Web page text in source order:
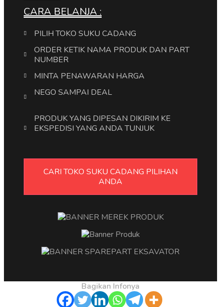
CARA BELANJA :
PILIH TOKO SUKU CADANG
ORDER KETIK NAMA PRODUK DAN PART
NUMBER
MINTA PENAWARAN HARGA
NEGO SAMPAI DEAL
PRODUK YANG DIPESAN DIKIRIM KE
EKSPEDISI YANG ANDA TUNJUK
CARI TOKO SUKU CADANG PILIHAN
ANDA
Bagikan Infonya